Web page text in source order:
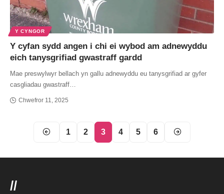
Y CYNGOR
Y cyfan sydd angen i chi ei wybod am adnewyddu
eich tanysgrifiad gwastraff gardd
Mae preswylwyr bellach yn gallu adnewyddu eu tanysgrifiad ar gyfer
casgliadau gwastraff…
Chwefror 11, 2025
1 2 3 4 5 6
//